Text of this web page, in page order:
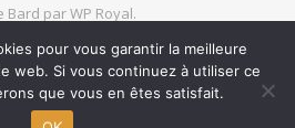
Bard parWP Royal.
DE PAGE
pour vous garantir la meilleure
web. Si vous continuez à utiliser ce
que vous en êtes satisfait.